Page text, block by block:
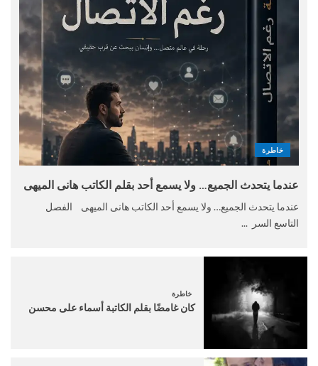
خاطرة
عندما يتحدث الجميع… ولا يسمع أحد بقلم الكاتب هانى الميهى
عندما يتحدث الجميع… ولا يسمع أحد الكاتب هانى الميهى الفصل
التاسع السر ...
خاطرة
كان غامضًا بقلم الكاتبة أسماء على محسن